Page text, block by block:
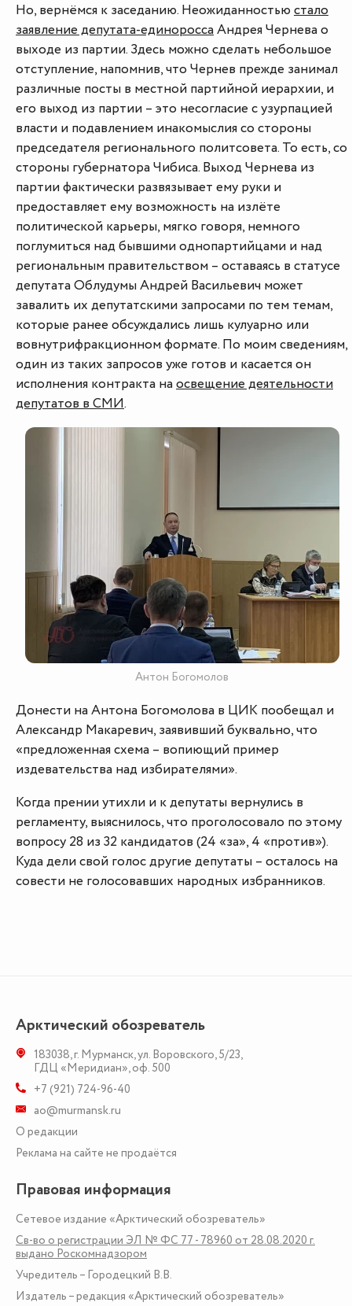
Но, вернёмся к заседанию. Неожиданностью стало
заявление депутата-единороссаАндрея Чернева о
выходе из партии. Здесь можно сделать небольшое
отступление, напомнив, что Чернев прежде занимал
различные посты в местной партийной иерархии, и
его выход из партии – это несогласие с узурпацией
власти и подавлением инакомыслия со стороны
председателя регионального политсовета. То есть, со
стороны губернатора Чибиса. Выход Чернева из
партии фактически развязывает ему руки и
предоставляет ему возможность на излёте
политической карьеры, мягко говоря, немного
поглумиться над бывшими однопартийцами и над
региональным правительством – оставаясь в статусе
депутата Облудумы Андрей Васильевич может
завалить их депутатскими запросами по тем темам,
которые ранее обсуждались лишь кулуарно или
вовнутрифракционном формате. По моим сведениям,
один из таких запросов уже готов и касается он
исполнения контракта наосвещение деятельности
депутатов в СМИ.
Антон Богомолов
Донести на Антона Богомолова в ЦИК пообещал и
Александр Макаревич, заявивший буквально, что
«предложенная схема – вопиющий пример
издевательства над избирателями».
Когда прении утихли и к депутаты вернулись в
регламенту, выяснилось, что проголосовало по этому
вопросу 28 из 32 кандидатов (24 «за», 4 «против»).
Куда дели свой голос другие депутаты – осталось на
совести не голосовавших народных избранников.
Арктический обозреватель
183038,г. Мурманск,ул. Воровского, 5/23,
ГДЦ «Меридиан», оф. 500
+7 (921) 724-96-40
ao@murmansk.ru
О редакции
Реклама на сайте не продаётся
Правовая информация
Сетевое издание «Арктический обозреватель»
Св-во о регистрации ЭЛ № ФС 77 - 78960 от 28.08.2020 г.
выдано Роскомнадзором
Учредитель – Городецкий В.В.
Издатель – редакция «Арктический обозреватель»